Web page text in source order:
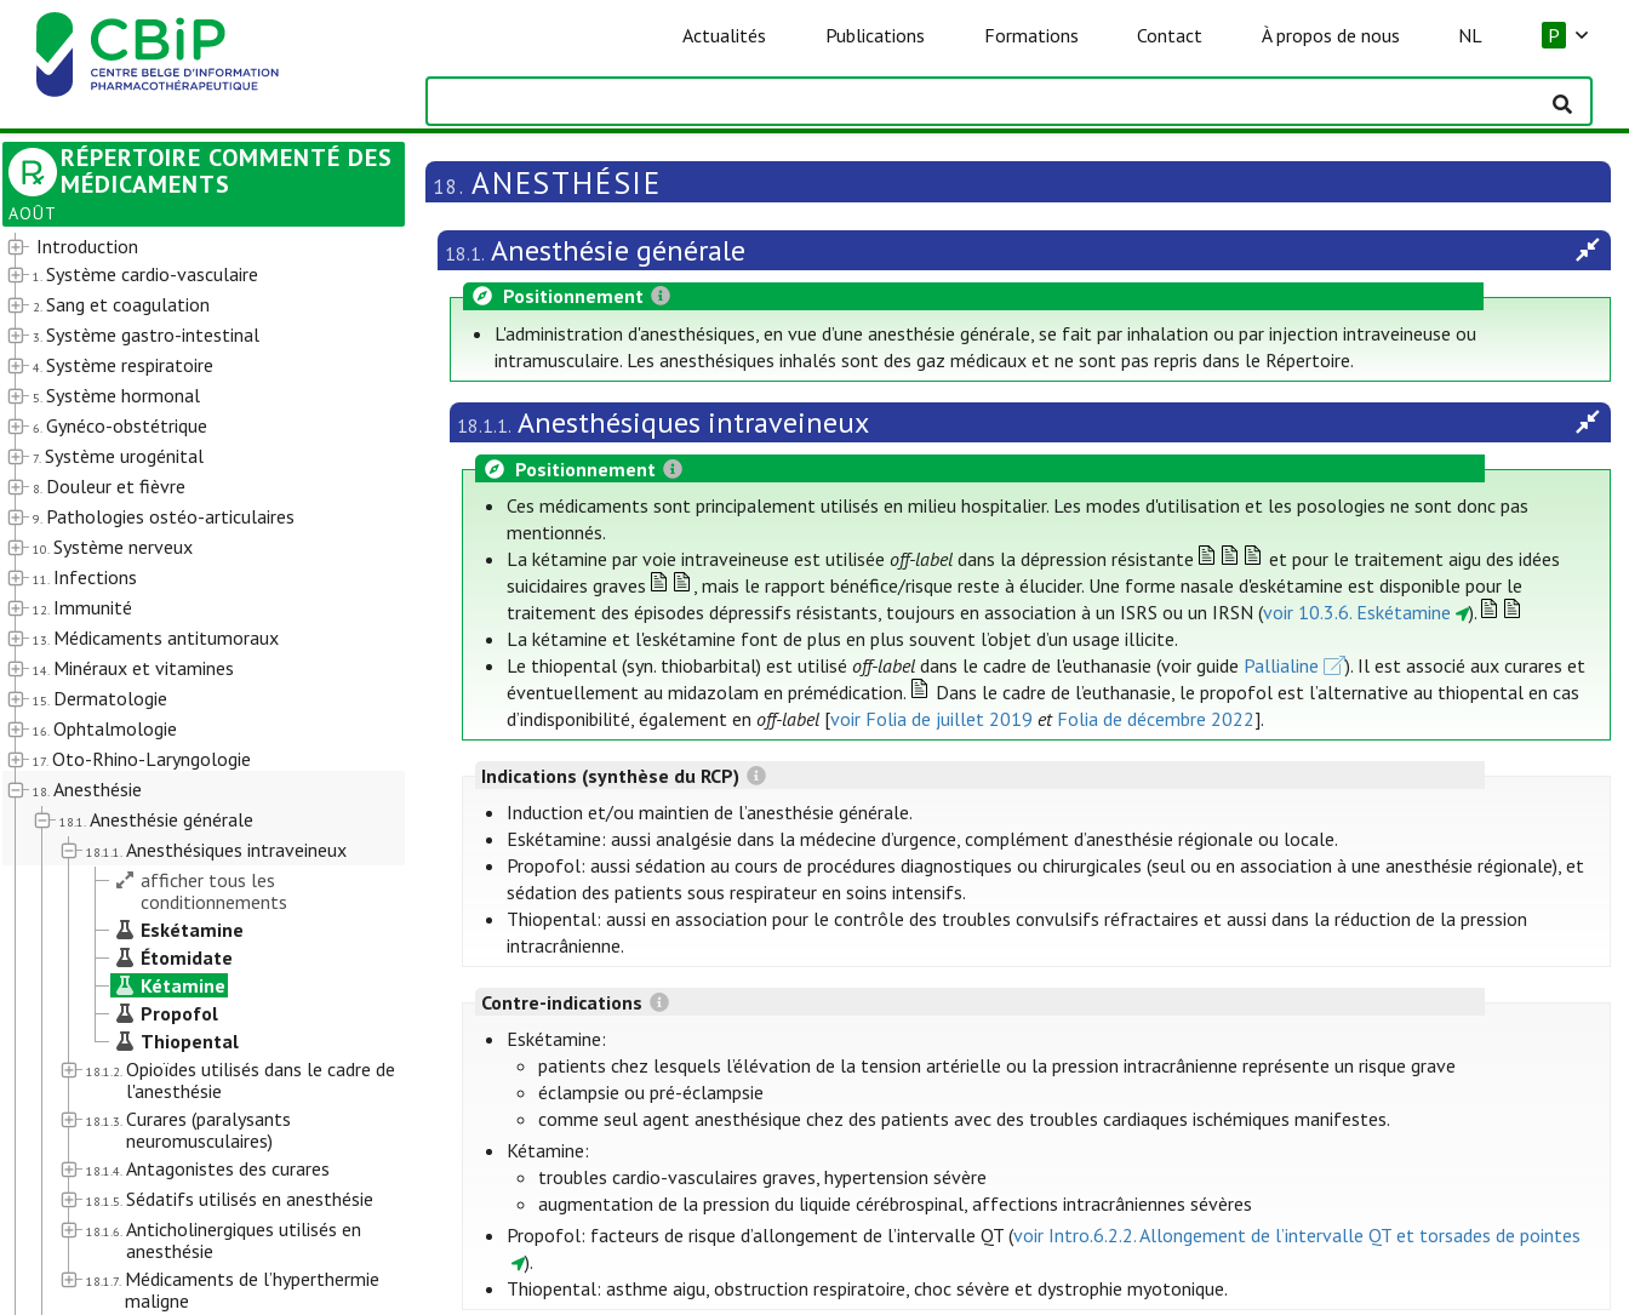
Actualités Publications Formations Contact À propos de nous NL P
RÉPERTOIRE COMMENTÉ DES
MÉDICAMENTS
AOÛT
Introduction
1. Système cardio-vasculaire
2. Sang et coagulation
3. Système gastro-intestinal
4. Système respiratoire
5. Système hormonal
6. Gynéco-obstétrique
7. Système urogénital
8. Douleur et fièvre
9. Pathologies ostéo-articulaires
10. Système nerveux
11. Infections
12. Immunité
13. Médicaments antitumoraux
14. Minéraux et vitamines
15. Dermatologie
16. Ophtalmologie
17. Oto-Rhino-Laryngologie
18. Anesthésie
18.1. Anesthésie générale
18.1.1. Anesthésiques intraveineux
afficher tous les
conditionnements
Eskétamine
Étomidate
Kétamine
Propofol
Thiopental
18.1.2. Opioïdes utilisés dans le cadre de
l'anesthésie
18.1.3. Curares (paralysants
neuromusculaires)
18.1.4. Antagonistes des curares
18.1.5. Sédatifs utilisés en anesthésie
18.1.6. Anticholinergiques utilisés en
anesthésie
18.1.7. Médicaments de l’hyperthermie
maligne
18. ANESTHÉSIE
18.1. Anesthésie générale
Positionnement
L'administration d'anesthésiques, en vue d’une anesthésie générale, se fait par inhalation ou par injection intraveineuse ou
intramusculaire. Les anesthésiques inhalés sont des gaz médicaux et ne sont pas repris dans le Répertoire.
18.1.1. Anesthésiques intraveineux
Positionnement
Ces médicaments sont principalement utilisés en milieu hospitalier. Les modes d'utilisation et les posologies ne sont donc pas
mentionnés.
La kétamine par voie intraveineuse est utiliséeoff-label dans la dépression résistante
et pour le traitement aigu des idées
suicidaires graves
, mais le rapport bénéfice/risque reste à élucider. Une forme nasale d'eskétamine est disponible pour le
traitement des épisodes dépressifs résistants, toujours en association à un ISRS ou un IRSN (voir 10.3.6. Eskétamine
).
La kétamine et l'eskétamine font de plus en plus souvent l’objet d’un usage illicite.
Le thiopental (syn. thiobarbital) est utiliséoff-label dans le cadre de l'euthanasie (voir guide Pallialine
). Il est associé aux curares et
éventuellement au midazolam en prémédication.
Dans le cadre de l’euthanasie, le propofol est l’alternative au thiopental en cas
d’indisponibilité, également enoff-label [voir Folia de juillet 2019 et Folia de décembre 2022].
Indications (synthèse du RCP)
Induction et/ou maintien de l’anesthésie générale.
Eskétamine: aussi analgésie dans la médecine d’urgence, complément d’anesthésie régionale ou locale.
Propofol: aussi sédation au cours de procédures diagnostiques ou chirurgicales (seul ou en association à une anesthésie régionale), et
sédation des patients sous respirateur en soins intensifs.
Thiopental: aussi en association pour le contrôle des troubles convulsifs réfractaires et aussi dans la réduction de la pression
intracrânienne.
Contre-indications
Eskétamine:
patients chez lesquels l’élévation de la tension artérielle ou la pression intracrânienne représente un risque grave
éclampsie ou pré-éclampsie
comme seul agent anesthésique chez des patients avec des troubles cardiaques ischémiques manifestes.
Kétamine:
troubles cardio-vasculaires graves, hypertension sévère
augmentation de la pression du liquide cérébrospinal, affections intracrâniennes sévères
Propofol: facteurs de risque d’allongement de l’intervalle QT (voir Intro.6.2.2. Allongement de l’intervalle QT et torsades de pointes
).
Thiopental: asthme aigu, obstruction respiratoire, choc sévère et dystrophie myotonique.